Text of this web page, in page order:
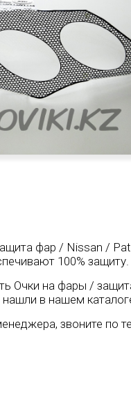
фар / Nissan /
100% защиту.
Очки на фары /
в нашем
звоните по